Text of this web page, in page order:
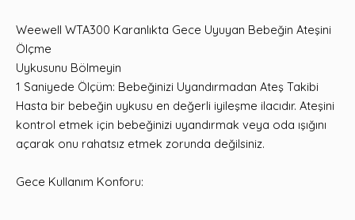
Weewell WTA300 Karanlıkta Gece Uyuyan Bebeğin Ateşini
Ölçme
Uykusunu Bölmeyin
1 Saniyede Ölçüm: Bebeğinizi Uyandırmadan Ateş Takibi
Hasta bir bebeğin uykusu en değerli iyileşme ilacıdır. Ateşini
kontrol etmek için bebeğinizi uyandırmak veya oda ışığını
açarak onu rahatsız etmek zorunda değilsiniz.
Gece Kullanım Konforu: